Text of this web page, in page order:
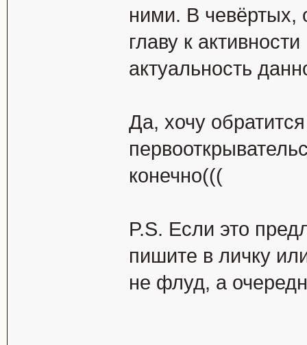
ними. В чевёртых,
главу к
актуальность
Да, хочу
конечно(((
P.S. Если это
пишите в личку
не флуд, а